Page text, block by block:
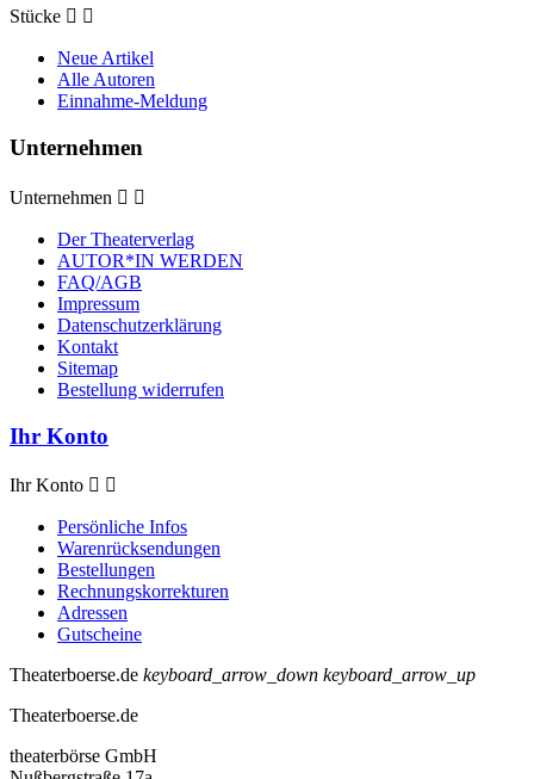
Stücke  
Neue Artikel
Alle Autoren
Einnahme-Meldung
Unternehmen
Unternehmen  
Der Theaterverlag
AUTOR*IN WERDEN
FAQ/AGB
Impressum
Datenschutzerklärung
Kontakt
Sitemap
Bestellung widerrufen
Ihr Konto
Ihr Konto  
Persönliche Infos
Warenrücksendungen
Bestellungen
Rechnungskorrekturen
Adressen
Gutscheine
Theaterboerse.de keyboard_arrow_down keyboard_arrow_up
Theaterboerse.de
theaterbörse GmbH